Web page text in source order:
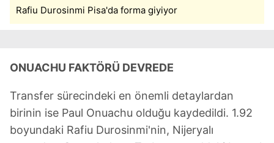
Rafiu Durosinmi Pisa'da forma giyiyor
ONUACHU FAKTÖRÜ DEVREDE
Transfer sürecindeki en önemli detaylardan
birinin ise Paul Onuachu olduğu kaydedildi. 1.92
boyundaki Rafiu Durosinmi'nin, Nijeryalı